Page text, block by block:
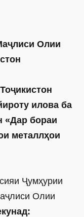
Олии
илова ба
«Дар бораи
металлҳои
Ҷумҳурии
Олии